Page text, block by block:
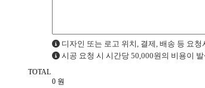
디자인 또는 로고 위치, 결제, 배송 등 요
시공 요청 시 시간당 50,000원의 비용이
TOTAL
0 원